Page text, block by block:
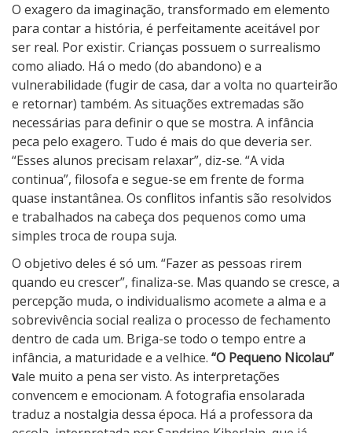
O exagero da imaginação, transformado em elemento
para contar a história, é perfeitamente aceitável por
ser real. Por existir. Crianças possuem o surrealismo
como aliado. Há o medo (do abandono) e a
vulnerabilidade (fugir de casa, dar a volta no quarteirão
e retornar) também. As situações extremadas são
necessárias para definir o que se mostra. A infância
peca pelo exagero. Tudo é mais do que deveria ser.
“Esses alunos precisam relaxar”, diz-se. “A vida
continua”, filosofa e segue-se em frente de forma
quase instantânea. Os conflitos infantis são resolvidos
e trabalhados na cabeça dos pequenos como uma
simples troca de roupa suja.
O objetivo deles é só um. “Fazer as pessoas rirem
quando eu crescer”, finaliza-se. Mas quando se cresce, a
percepção muda, o individualismo acomete a alma e a
sobrevivência social realiza o processo de fechamento
dentro de cada um. Briga-se todo o tempo entre a
infância, a maturidade e a velhice. “O Pequeno Nicolau”
vale muito a pena ser visto. As interpretações
convencem e emocionam. A fotografia ensolarada
traduz a nostalgia dessa época. Há a professora da